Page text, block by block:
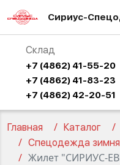
Сириус-
Склад
+7 (4862) 41-55-20
+7 (4862) 41-83-23
+7 (4862) 42-20-51
Главная Каталог
Спецодежда
Жилет "СИРИУС-